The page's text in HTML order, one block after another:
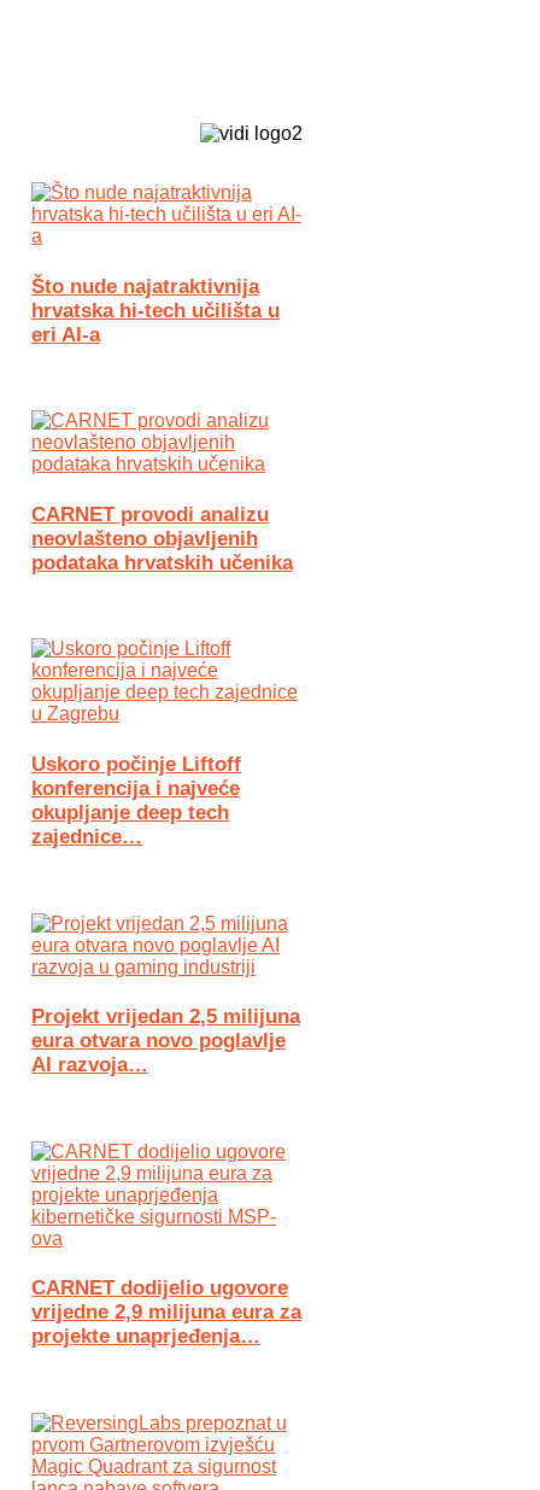
Što nude najatraktivnija
hrvatska hi-tech učilišta u
eri AI-a
CARNET provodi analizu
neovlašteno objavljenih
podataka hrvatskih učenika
Uskoro počinje Liftoff
konferencija i najveće
okupljanje deep tech
zajednice…
Projekt vrijedan 2,5 milijuna
eura otvara novo poglavlje
AI razvoja…
CARNET dodijelio ugovore
vrijedne 2,9 milijuna eura za
projekte unaprjeđenja…